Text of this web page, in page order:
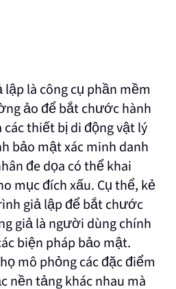
là công cụ phần mềm
ảo để bắt chước hành
các thiết bị di động vật lý
bảo mật xác minh danh
đe dọa có thể khai
mục đích xấu. Cụ thể, kẻ
giả lập để bắt chước
giả là người dùng chính
biện pháp bảo mật.
mô phỏng các đặc điểm
nền tảng khác nhau mà